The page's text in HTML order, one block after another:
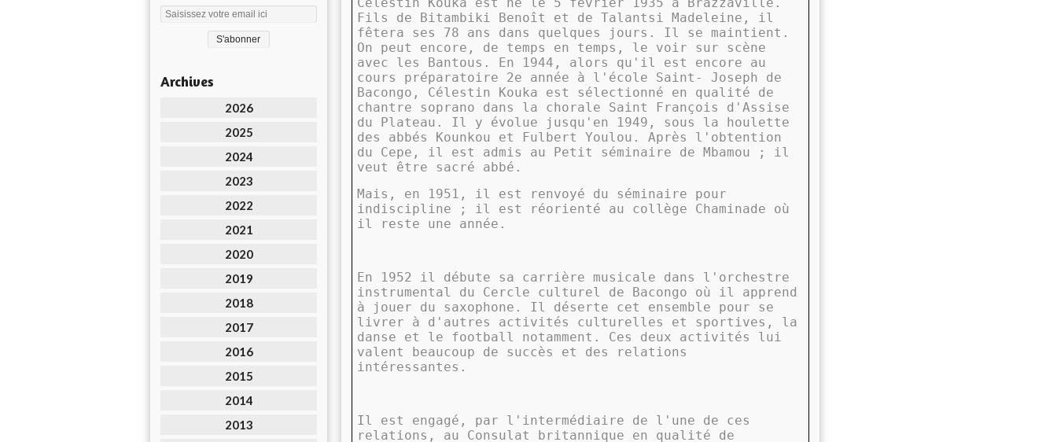
Archives
2026
2025
2024
2023
2022
2021
2020
2019
2018
2017
2016
2015
2014
2013
Fils de Bitambiki Benoît et de Talantsi Madeleine, il
fêtera ses 78 ans dans quelques jours. Il se maintient.
On peut encore, de temps en temps, le voir sur scène
avec les Bantous. En 1944, alors qu'il est encore au
cours préparatoire 2e année à l'école Saint- Joseph de
Bacongo, Célestin Kouka est sélectionné en qualité de
chantre soprano dans la chorale Saint François d'Assise
du Plateau. Il y évolue jusqu'en 1949, sous la houlette
des abbés Kounkou et Fulbert Youlou. Après l'obtention
du Cepe, il est admis au Petit séminaire de Mbamou ; il
veut être sacré abbé.
Mais, en 1951, il est renvoyé du séminaire pour
indiscipline ; il est réorienté au collège Chaminade où
il reste une année.
En 1952 il débute sa carrière musicale dans l'orchestre
instrumental du Cercle culturel de Bacongo où il apprend
à jouer du saxophone. Il déserte cet ensemble pour se
livrer à d'autres activités culturelles et sportives, la
danse et le football notamment. Ces deux activités lui
valent beaucoup de succès et des relations
intéressantes.
Il est engagé, par l'intermédiaire de l'une de ces
relations, au Consulat britannique en qualité de